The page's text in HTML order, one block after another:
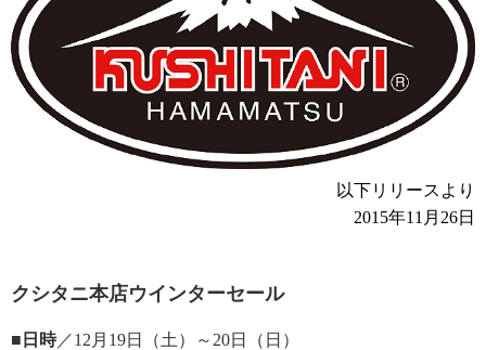
以下リリースより
2015年11月26日
クシタニ本店ウインターセール
■日時／12月19日（土）～20日（日）